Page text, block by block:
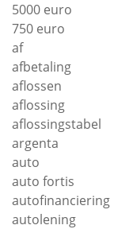
5000 euro
750 euro
af
afbetaling
aflossen
aflossing
aflossingstabel
argenta
auto
auto fortis
autofinanciering
autolening